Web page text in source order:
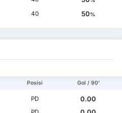
40 50%
Posisi Gol / 90'
PD
0.00